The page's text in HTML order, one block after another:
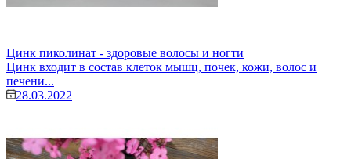
Цинк пиколинат - здоровые волосы и ногти
Цинк входит в состав клеток мышц, почек, кожи, волос и
печени...
28.03.2022